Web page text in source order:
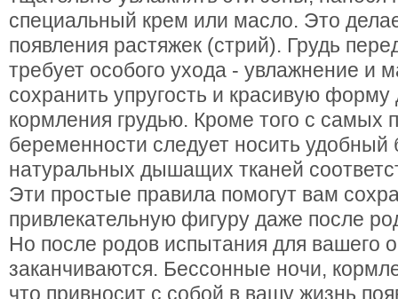
специальный крем или масло. Это
появления растяжек (стрий). Грудь
требует особого ухода - увлажнение и
сохранить упругость и красивую
кормления грудью. Кроме того с самых
беременности следует носить удобный
натуральных дышащих тканей
Эти простые правила помогут вам
привлекательную фигуру даже после
Но после родов испытания для вашего
заканчиваются. Бессонные ночи,
что привносит с собой в вашу жизнь